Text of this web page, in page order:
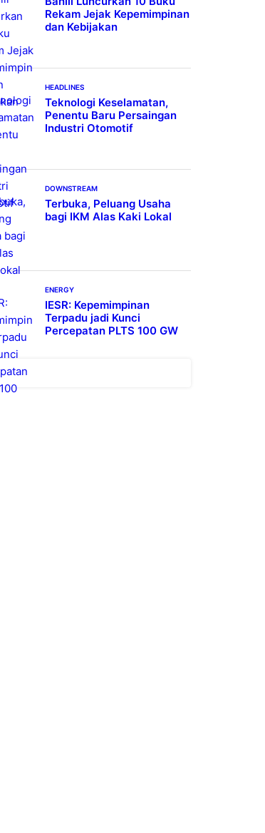
Rekam Jejak Kepemimpinan
dan Kebijakan
HEADLINES
Teknologi Keselamatan,
Penentu Baru Persaingan
Industri Otomotif
DOWNSTREAM
Terbuka, Peluang Usaha
bagi IKM Alas Kaki Lokal
ENERGY
IESR: Kepemimpinan
Terpadu jadi Kunci
Percepatan PLTS 100 GW